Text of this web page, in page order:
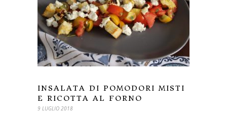
INSALATA DI POMODORI MISTI
E RICOTTA AL FORNO
9 LUGLIO 2018